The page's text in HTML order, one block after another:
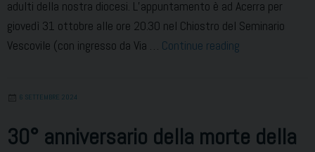
adulti della nostra diocesi. L’appuntamento è ad Acerra per
giovedì 31 ottobre alle ore 20.30 nel Chiostro del Seminario
Vescovile (con ingresso da Via … Continue reading
6 SETTEMBRE 2024
30° anniversario della morte della